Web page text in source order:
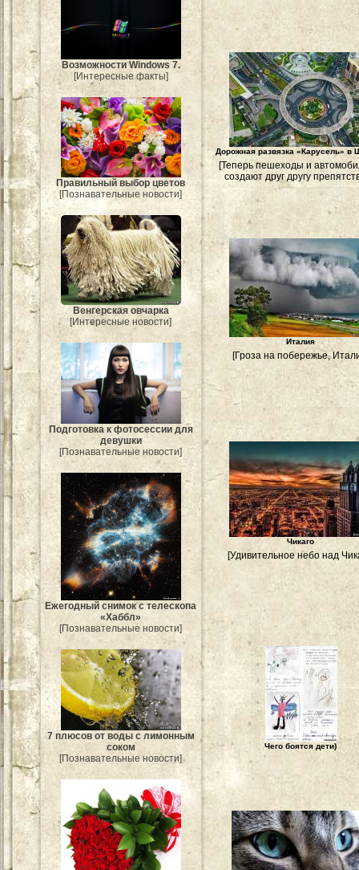
Возможности Windows 7.
[Интересные факты]
Правильный выбор цветов
[Познавательные новости]
Венгерская овчарка
[Интересные новости]
Подготовка к фотосессии для
девушки
[Познавательные новости]
Ежегодный снимок с телескопа
«Хаббл»
[Познавательные новости]
7 плюсов от воды с лимонным
соком
[Познавательные новости]
Дорожная развязка «Карусель» в
[Теперь пешеходы и
создают друг другу
Италия
[Гроза на побережье,
Чикаго
[Удивительное небо над
Чего боятся дети)